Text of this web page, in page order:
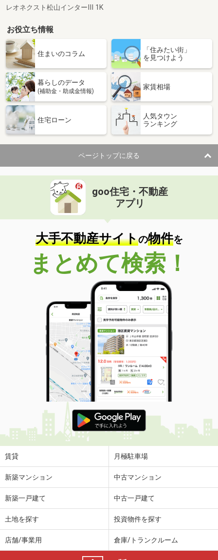
レオネクスト松山インターⅢ 1K
お役立ち情報
住まいのコラム
「住みたい街」
を見つけよう
暮らしのデータ
(補助金・助成金情報)
家賃相場
住宅ローン
人気タウン
ランキング
ページトップに戻る
goo住宅・不動産
アプリ
大手不動産サイトの物件を
まとめて検索！
賃貸 月極駐車場
新築マンション 中古マンション
新築一戸建て 中古一戸建て
土地を探す 投資物件を探す
店舗/事業用 倉庫/トランクルーム